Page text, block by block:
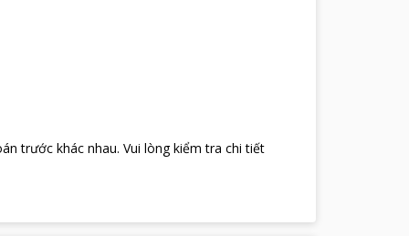
trước khác nhau. Vui lòng kiểm tra chi tiết